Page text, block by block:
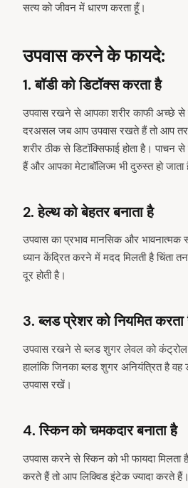
सत्य को जीवन में धारण करता हूँ।
उपवास करने के फायदे:
1. बॉडी को डिटॉक्स करता है
उपवास रखने से आपका शरीर काफी अच्छे से
दरअसल जब आप उपवास रखते हैं तो आप
शरीर ठीक से डिटॉक्सिफाई होता है। पाचन
हैं और आपका मेटाबॉलिज्म भी दुरुस्त हो जाता
2. हेल्थ को बेहतर बनाता है
उपवास का प्रभाव मानसिक और भावनात्मक
ध्यान केंद्रित करने में मदद मिलती है चिंता
दूर होती है।
3. ब्लड प्रेशर को नियमित करता
उपवास रखने से ब्लड शुगर लेवल को कंट्रोल
हालांकि जिनका ब्लड शुगर अनियंत्रित है वह
उपवास रखें।
4. स्किन को चमकदार बनाता है
उपवास करने से स्किन को भी फायदा
करते हैं तो आप लिक्विड इंटेक ज्यादा करते